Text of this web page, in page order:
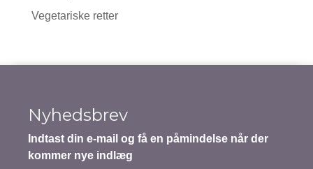
Vegetariske retter
Nyhedsbrev
Indtast din e-mail og få en påmindelse når der
kommer nye indlæg